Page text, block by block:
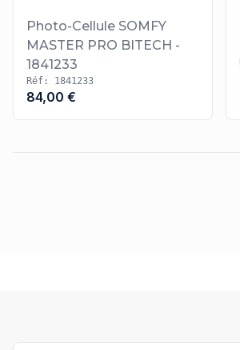
Photo-Cellule SOMFY
MASTER PRO BITECH -
1841233
Réf: 1841233
84,00 €